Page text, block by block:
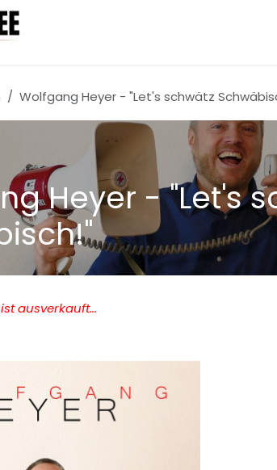
Wolfgang Heyer - "Let's schwätz
Heyer - "Let's
ausverkauft...